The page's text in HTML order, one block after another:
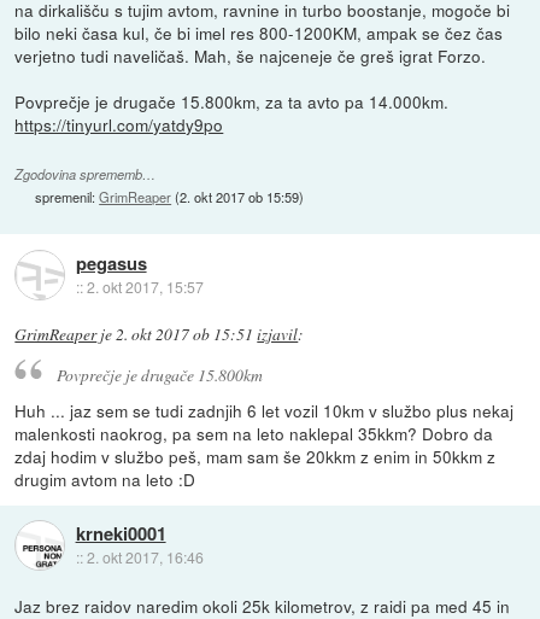
na dirkališču s tujim avtom, ravnine in turbo boostanje, mogoče bi
bilo neki časa kul, če bi imel res 800-1200KM, ampak se čez čas
verjetno tudi naveličaš. Mah, še najceneje če greš igrat Forzo.
Povprečje je drugače 15.800km, za ta avto pa 14.000km.
https://tinyurl.com/yatdy9po
Zgodovina sprememb…
spremenil:GrimReaper(2. okt 2017 ob 15:59)
pegasus
::2. okt 2017, 15:57
GrimReaperje2. okt 2017 ob 15:51 izjavil:
Povprečje je drugače 15.800km
Huh ... jaz sem se tudi zadnjih 6 let vozil 10km v službo plus nekaj
malenkosti naokrog, pa sem na leto naklepal 35kkm? Dobro da
zdaj hodim v službo peš, mam sam še 20kkm z enim in 50kkm z
drugim avtom na leto :D
krneki0001
::2. okt 2017, 16:46
Jaz brez raidov naredim okoli 25k kilometrov, z raidi pa med 45 in